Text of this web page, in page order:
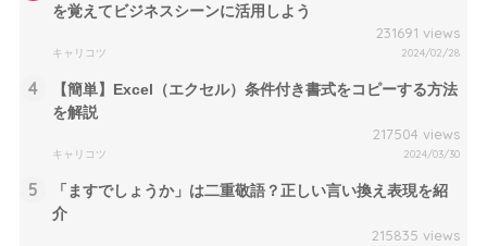
を覚えてビジネスシーンに活用しよう
231691 views
キャリコツ 2024/02/28
4
【簡単】Excel（エクセル）条件付き書式をコピーする方法
を解説
217504 views
キャリコツ 2024/03/30
5
「ますでしょうか」は二重敬語？正しい言い換え表現を紹
介
215835 views